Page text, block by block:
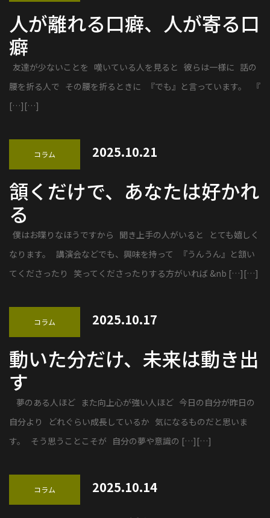
人が離れる口癖、人が寄る口
癖
友達が少ないことを 嘆いている人を見ると 彼らは一様に 話の
腰を折る人で その腰を折るときに 『でも』と言っています。 『
[…][…]
コラム 2025.10.21
頷くだけで、あなたは好かれ
る
僕はお喋りなほうですから 聞き上手の人がいると とても嬉しく
なります。 講演会などでも、興味を持って 『うんうん』と頷い
てくださったり 笑ってくださったりする方がいれば &nb […][…]
コラム 2025.10.17
動いた分だけ、未来は動き出
す
夢のある人ほど また向上心が強い人ほど 今日の自分が昨日の
自分より どれぐらい成長しているか 気になるものだと思いま
す。 そう思うことこそが 自分の夢や意識の […][…]
コラム 2025.10.14